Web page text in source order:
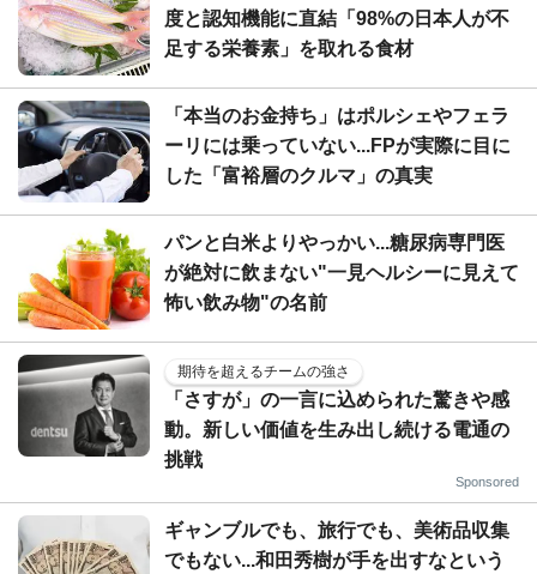
度と認知機能に直結「98%の日本人が不
足する栄養素」を取れる食材
「本当のお金持ち」はポルシェやフェラ
ーリには乗っていない...FPが実際に目に
した「富裕層のクルマ」の真実
パンと白米よりやっかい...糖尿病専門医
が絶対に飲まない"一見ヘルシーに見えて
怖い飲み物"の名前
期待を超えるチームの強さ
「さすが」の一言に込められた驚きや感
動。新しい価値を生み出し続ける電通の
挑戦
Sponsored
ギャンブルでも、旅行でも、美術品収集
でもない...和田秀樹が手を出すなという